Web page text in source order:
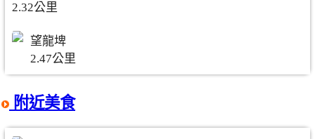
2.32公里
望龍埤
2.47公里
附近美食